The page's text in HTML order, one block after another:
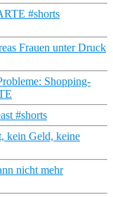
#shorts
Frauen unter Druck
Shopping-
#shorts
kein Geld, keine
nicht mehr